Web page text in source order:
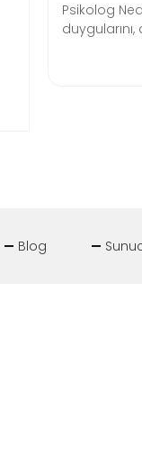
Psikolog
Blog